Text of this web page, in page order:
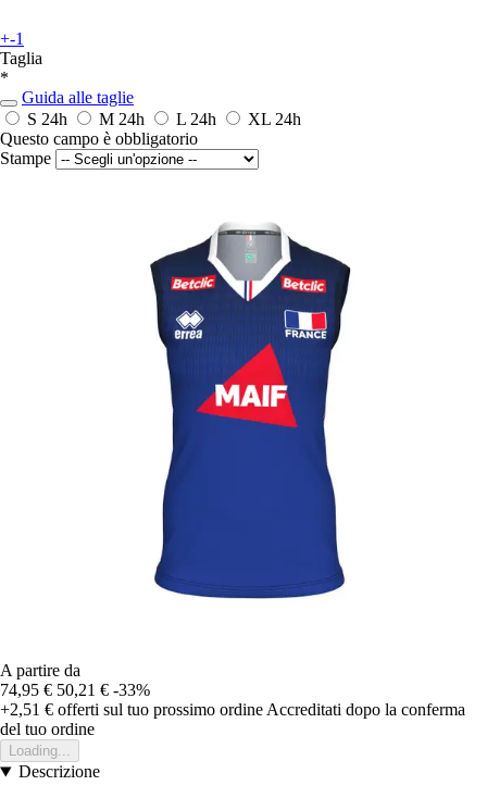
+-1
Taglia
*
Guida alle taglie
S 24h M 24h L 24h XL 24h
Questo campo è obbligatorio
Stampe
A partire da
74,95 € 50,21 € -33%
+2,51 € offerti sul tuo prossimo ordine Accreditati dopo la conferma
del tuo ordine
Loading...
Descrizione